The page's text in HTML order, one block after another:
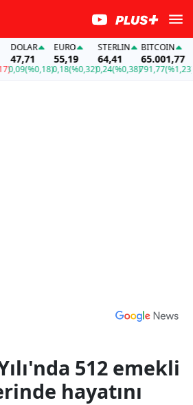
DOLAR
47,71
(%0,18)
EURO
55,19
0,18(%0,32)
STERLIN
64,41
0,24(%0,38)
BITCOIN
65.001,77
791,77(%1,23)
512 emekli
hayatını